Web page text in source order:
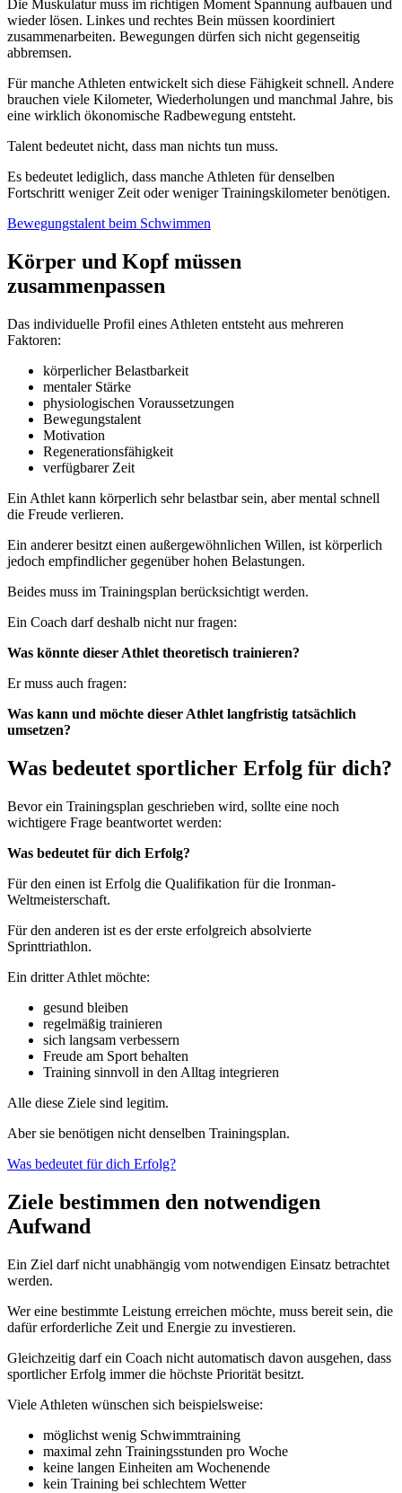
Die Muskulatur muss im richtigen Moment Spannung aufbauen und
wieder lösen. Linkes und rechtes Bein müssen koordiniert
zusammenarbeiten. Bewegungen dürfen sich nicht gegenseitig
abbremsen.
Für manche Athleten entwickelt sich diese Fähigkeit schnell. Andere
brauchen viele Kilometer, Wiederholungen und manchmal Jahre, bis
eine wirklich ökonomische Radbewegung entsteht.
Talent bedeutet nicht, dass man nichts tun muss.
Es bedeutet lediglich, dass manche Athleten für denselben
Fortschritt weniger Zeit oder weniger Trainingskilometer benötigen.
Bewegungstalent beim Schwimmen
Körper und Kopf müssen
zusammenpassen
Das individuelle Profil eines Athleten entsteht aus mehreren
Faktoren:
körperlicher Belastbarkeit
mentaler Stärke
physiologischen Voraussetzungen
Bewegungstalent
Motivation
Regenerationsfähigkeit
verfügbarer Zeit
Ein Athlet kann körperlich sehr belastbar sein, aber mental schnell
die Freude verlieren.
Ein anderer besitzt einen außergewöhnlichen Willen, ist körperlich
jedoch empfindlicher gegenüber hohen Belastungen.
Beides muss im Trainingsplan berücksichtigt werden.
Ein Coach darf deshalb nicht nur fragen:
Was könnte dieser Athlet theoretisch trainieren?
Er muss auch fragen:
Was kann und möchte dieser Athlet langfristig tatsächlich
umsetzen?
Was bedeutet sportlicher Erfolg für dich?
Bevor ein Trainingsplan geschrieben wird, sollte eine noch
wichtigere Frage beantwortet werden:
Was bedeutet für dich Erfolg?
Für den einen ist Erfolg die Qualifikation für die Ironman-
Weltmeisterschaft.
Für den anderen ist es der erste erfolgreich absolvierte
Sprinttriathlon.
Ein dritter Athlet möchte:
gesund bleiben
regelmäßig trainieren
sich langsam verbessern
Freude am Sport behalten
Training sinnvoll in den Alltag integrieren
Alle diese Ziele sind legitim.
Aber sie benötigen nicht denselben Trainingsplan.
Was bedeutet für dich Erfolg?
Ziele bestimmen den notwendigen
Aufwand
Ein Ziel darf nicht unabhängig vom notwendigen Einsatz betrachtet
werden.
Wer eine bestimmte Leistung erreichen möchte, muss bereit sein, die
dafür erforderliche Zeit und Energie zu investieren.
Gleichzeitig darf ein Coach nicht automatisch davon ausgehen, dass
sportlicher Erfolg immer die höchste Priorität besitzt.
Viele Athleten wünschen sich beispielsweise:
möglichst wenig Schwimmtraining
maximal zehn Trainingsstunden pro Woche
keine langen Einheiten am Wochenende
kein Training bei schlechtem Wetter